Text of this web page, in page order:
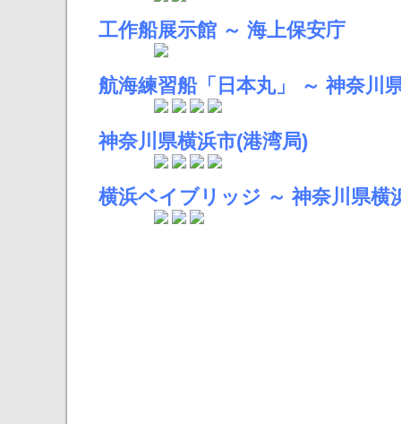
工作船展示館 ～ 海上保安庁
航海練習船「日本丸」 ～ 神奈川
神奈川県横浜市(港湾局)
横浜ベイブリッジ ～ 神奈川県横